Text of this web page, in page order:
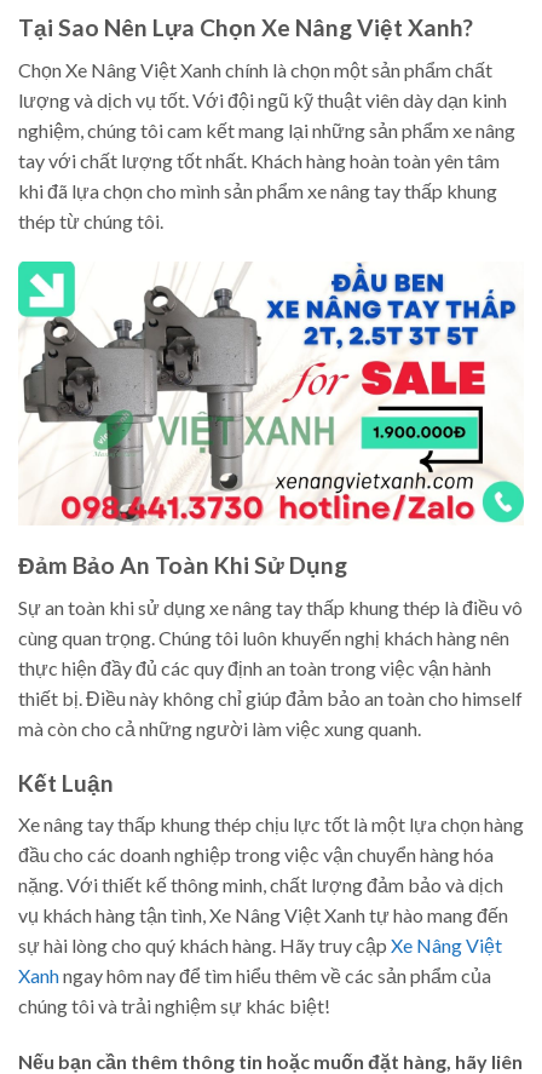
Tại Sao Nên Lựa Chọn Xe Nâng Việt Xanh?
Chọn Xe Nâng Việt Xanh chính là chọn một sản phẩm chất
lượng và dịch vụ tốt. Với đội ngũ kỹ thuật viên dày dạn kinh
nghiệm, chúng tôi cam kết mang lại những sản phẩm xe nâng
tay với chất lượng tốt nhất. Khách hàng hoàn toàn yên tâm
khi đã lựa chọn cho mình sản phẩm xe nâng tay thấp khung
thép từ chúng tôi.
Đảm Bảo An Toàn Khi Sử Dụng
Sự an toàn khi sử dụng xe nâng tay thấp khung thép là điều vô
cùng quan trọng. Chúng tôi luôn khuyến nghị khách hàng nên
thực hiện đầy đủ các quy định an toàn trong việc vận hành
thiết bị. Điều này không chỉ giúp đảm bảo an toàn cho himself
mà còn cho cả những người làm việc xung quanh.
Kết Luận
Xe nâng tay thấp khung thép chịu lực tốt là một lựa chọn hàng
đầu cho các doanh nghiệp trong việc vận chuyển hàng hóa
nặng. Với thiết kế thông minh, chất lượng đảm bảo và dịch
vụ khách hàng tận tình, Xe Nâng Việt Xanh tự hào mang đến
sự hài lòng cho quý khách hàng. Hãy truy cập Xe Nâng Việt
Xanhngay hôm nay để tìm hiểu thêm về các sản phẩm của
chúng tôi và trải nghiệm sự khác biệt!
Nếu bạn cần thêm thông tin hoặc muốn đặt hàng, hãy liên